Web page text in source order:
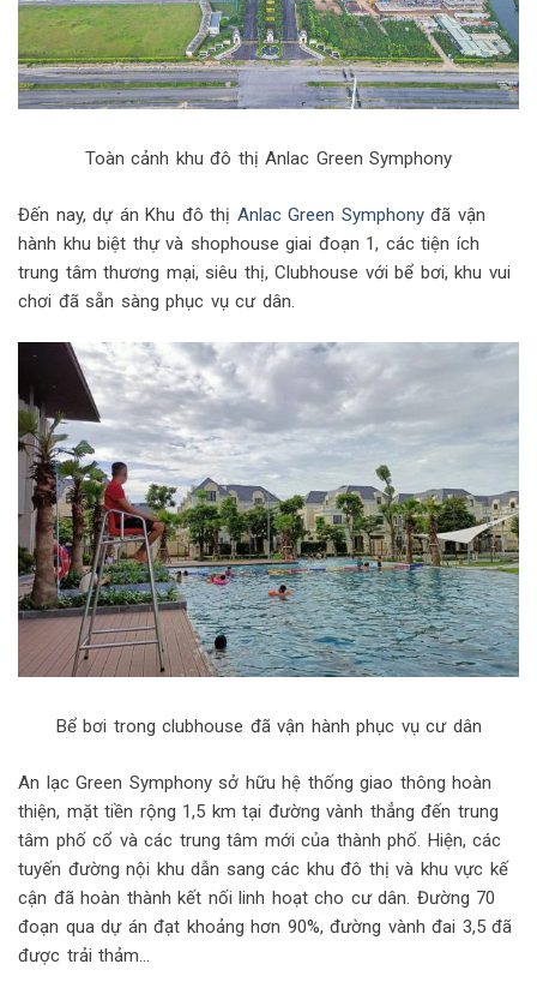
Toàn cảnh khu đô thị Anlac Green Symphony
Đến nay, dự án Khu đô thị Anlac Green Symphonyđã vận
hành khu biệt thự và shophouse giai đoạn 1, các tiện ích
trung tâm thương mại, siêu thị, Clubhouse với bể bơi, khu vui
chơi đã sẵn sàng phục vụ cư dân.
Bể bơi trong clubhouse đã vận hành phục vụ cư dân
An lạc Green Symphony sở hữu hệ thống giao thông hoàn
thiện, mặt tiền rộng 1,5 km tại đường vành thẳng đến trung
tâm phố cổ và các trung tâm mới của thành phố. Hiện, các
tuyến đường nội khu dẫn sang các khu đô thị và khu vực kế
cận đã hoàn thành kết nối linh hoạt cho cư dân. Đường 70
đoạn qua dự án đạt khoảng hơn 90%, đường vành đai 3,5 đã
được trải thảm…